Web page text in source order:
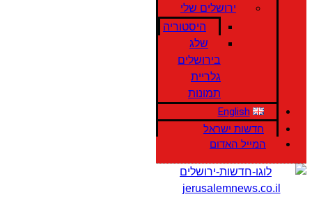
ירושלים שלי
היסטוריה
שלג
בירושלים
גלריית
תמונות
English
חדשות ישראל
המייל האדום